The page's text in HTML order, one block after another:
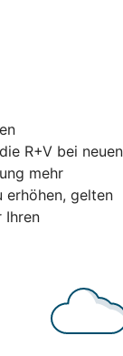
R+V bei neuen
mehr
erhöhen, gelten
Ihren